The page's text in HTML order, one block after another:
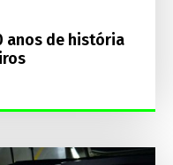
anos de história